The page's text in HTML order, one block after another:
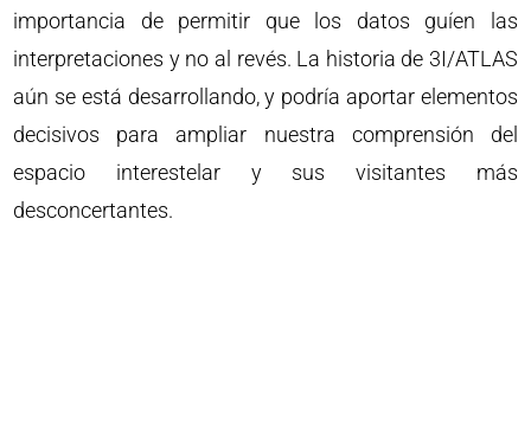
importancia de permitir que los datos guíen las
interpretaciones y no al revés. La historia de 3I/ATLAS
aún se está desarrollando, y podría aportar elementos
decisivos para ampliar nuestra comprensión del
espacio interestelar y sus visitantes más
desconcertantes.